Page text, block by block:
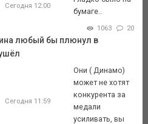
Сегодня 12:00
бумаге..
1063 20
любый бы плюнул в
Сегодня 11:59
Они ( Динамо)
может не хотят
конкурента за
медали
усиливать, вы